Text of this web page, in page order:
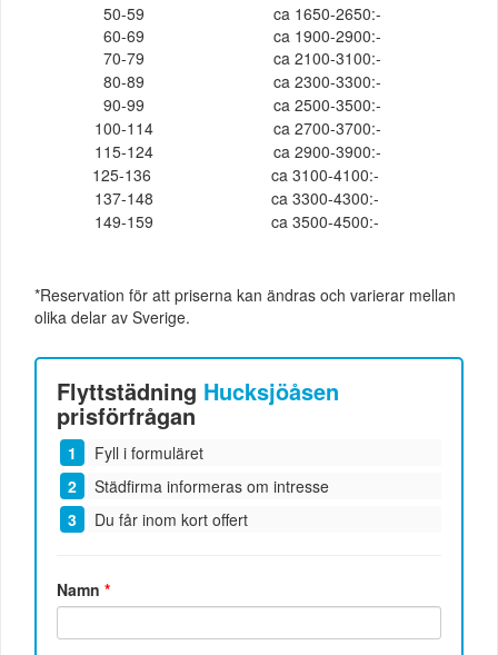
50-59
ca 1650-2650:-
60-69
ca 1900-2900:-
70-79
ca 2100-3100:-
80-89
ca 2300-3300:-
90-99
ca 2500-3500:-
100-114
ca 2700-3700:-
115-124
ca 2900-3900:-
125-136
ca 3100-4100:-
137-148
ca 3300-4300:-
149-159
ca 3500-4500:-
*Reservation för att priserna kan ändras och varierar mellan
olika delar av Sverige.
Flyttstädning Hucksjöåsen
prisförfrågan
Fyll i formuläret
Städfirma informeras om intresse
Du får inom kort offert
Namn*